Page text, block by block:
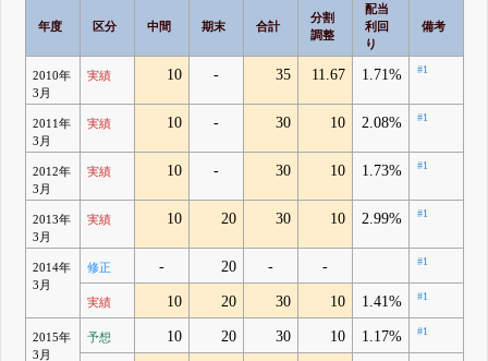
年度 区分 中間 期末 合計
分割
調整
配当
利回
り
備考
2010年
3月
実績 10 - 35 11.67 1.71% #1
2011年
3月
実績 10 - 30 10 2.08% #1
2012年
3月
実績 10 - 30 10 1.73% #1
2013年
3月
実績 10 20 30 10 2.99% #1
2014年
3月
修正 - 20 - - #1
実績 10 20 30 10 1.41% #1
2015年
3月
予想 10 20 30 10 1.17% #1